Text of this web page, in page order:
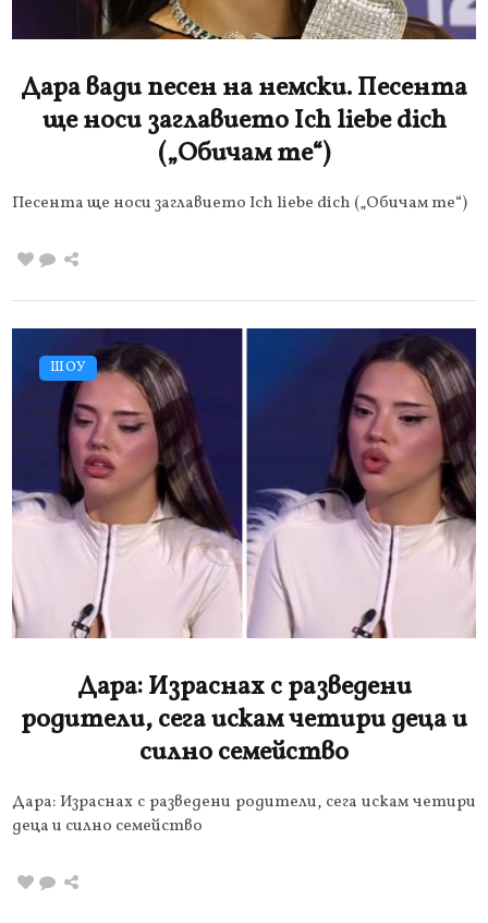
Дара вади песен на немски. Песента
ще носи заглавието Ich liebe dich
(„Обичам те“)
Песента ще носи заглавието Ich liebe dich („Обичам те“)
ШОУ
Дара: Израснах с разведени
родители, сега искам четири деца и
силно семейство
Дара: Израснах с разведени родители, сега искам четири
деца и силно семейство